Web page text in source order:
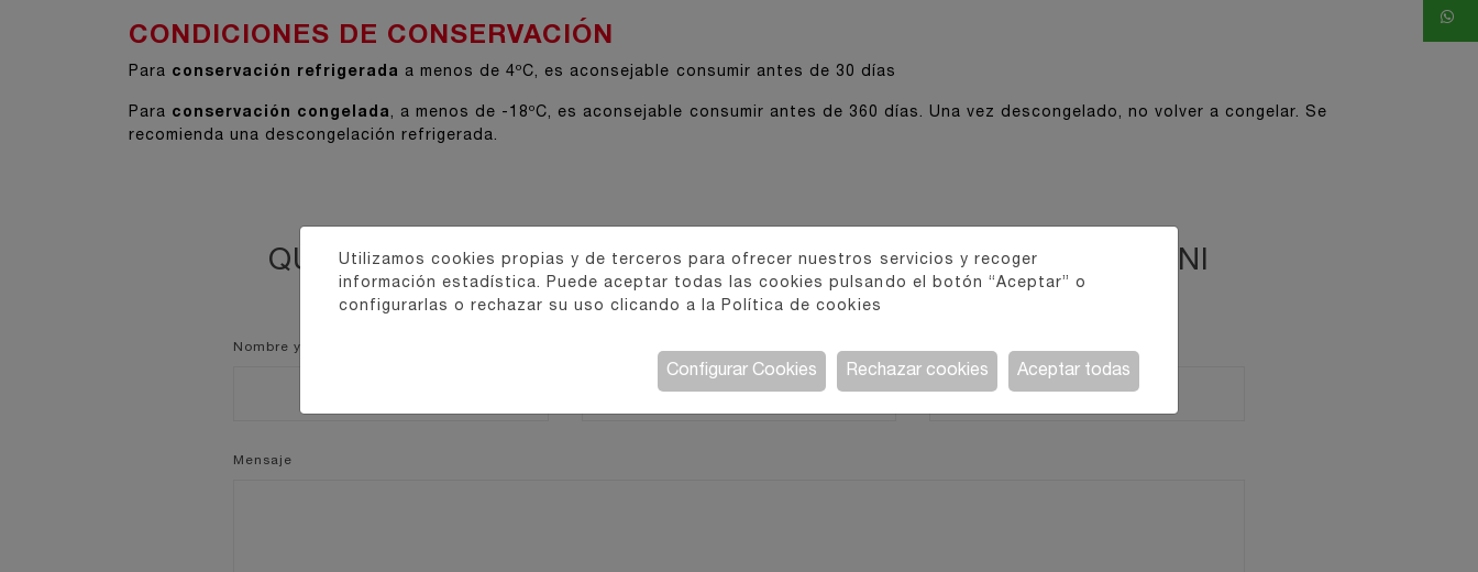
CONDICIONES DE CONSERVACIÓN
Para conservación refrigerada a menos de 4ºC, es aconsejable consumir antes de 30 días
Para conservación congelada, a menos de -18ºC, es aconsejable consumir antes de 360 días. Una vez descongelado, no volver a congelar. Se
recomienda una descongelación refrigerada.
QUIERO RECIBIR INFORMACIÓN SOBREPAN DE TRAMEZZINI
Nombre y apellidos
Mensaje
Utilizamos cookies propias y de terceros para ofrecer nuestros servicios y recoger
información estadística. Puede aceptar todas las cookies pulsando el botón “Aceptar” o
configurarlas o rechazar su uso clicando a la
Política de cookies
Aceptar todas
Rechazar cookies
Configurar Cookies